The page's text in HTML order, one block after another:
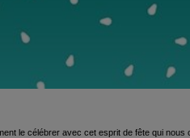
le célébrer avec cet esprit de fête qui nous